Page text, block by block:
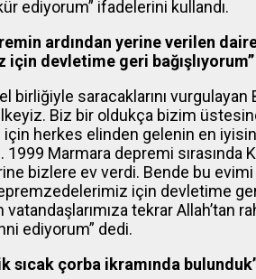
ediyorum” ifadelerini kullandı.
ardından yerine verilen
devletime geri bağışlıyorum”
birliğiyle saracaklarını
Biz bir oldukça bizim
herkes elinden gelenin en
Marmara depremi sırasında
bizlere ev verdi. Bende bu
için devletime
vatandaşlarımıza tekrar Allah’tan
ediyorum” dedi.
sıcak çorba ikramında